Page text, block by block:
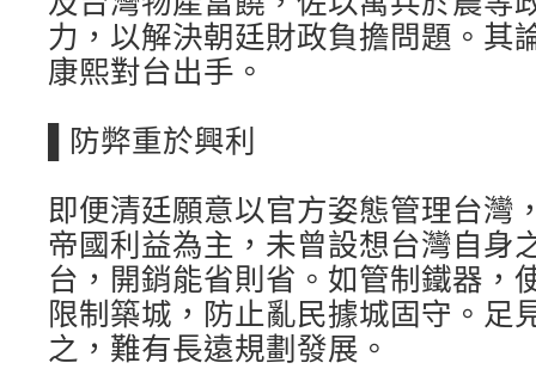
力，以解決朝廷財政負擔問題。其
康熙對台出手。
▌防弊重於興利
即便清廷願意以官方姿態管理台灣
帝國利益為主，未曾設想台灣自身
台，開銷能省則省。如管制鐵器，
限制築城，防止亂民據城固守。足
之，難有長遠規劃發展。